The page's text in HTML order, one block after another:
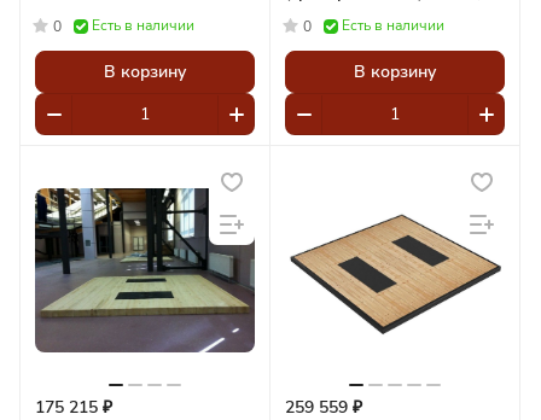
A12274
0 Есть в наличии
В корзину
м Pioner A12030
0 Есть в наличии
В корзину
175 215 ₽
259 559 ₽